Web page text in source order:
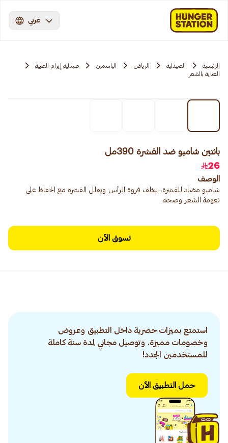
عربي
الرئيسية الصيدلية الرياض الياسمين
صيدلية إيرام الطبية
العناية بالشعر
بانتين شامبو ضد القشرة 390مل
26
الوصف
شامبو مضاد للقشرة، ينظف فروة الرأس ويقلل القشرة مع الحفاظ على
نعومة الشعر وصحته.
تسوق الآن
استمتع بميزات حصرية داخل التطبيق وعروض
وخصومات مميزة. وتوصيل مجاني لمدة سنة كاملة
للمستخدمين الجدد!
حمل التطبيق الآن